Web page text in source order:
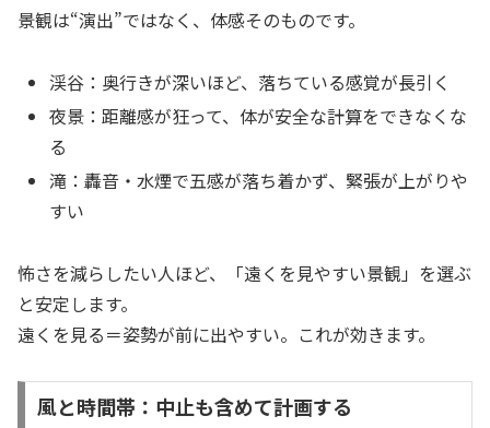
景観は“演出”ではなく、体感そのものです。
渓谷：奥行きが深いほど、落ちている感覚が長引く
夜景：距離感が狂って、体が安全な計算をできなくな
る
滝：轟音・水煙で五感が落ち着かず、緊張が上がりや
すい
怖さを減らしたい人ほど、「遠くを見やすい景観」を選ぶ
と安定します。
遠くを見る＝姿勢が前に出やすい。これが効きます。
風と時間帯：中止も含めて計画する